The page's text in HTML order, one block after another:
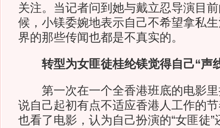
关注。当记者问到她与戴立忍导演目
候，小镁委婉地表示自己不希望拿私
界的那些传闻也都是不真实的。
转型为女匪徒桂纶镁觉得自己“声
第一次在一个全香港班底的电影里
说自己起初有点不适应香港人工作的
也看了电影，认为自己扮演的“女匪徒